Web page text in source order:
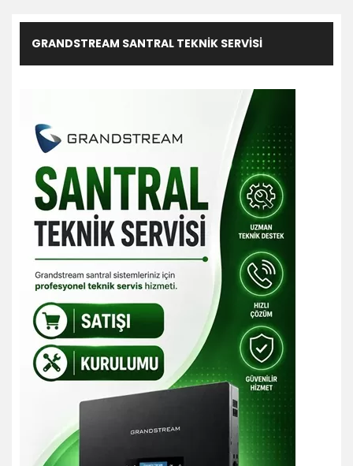
GRANDSTREAM SANTRAL TEKNIK SERVISI